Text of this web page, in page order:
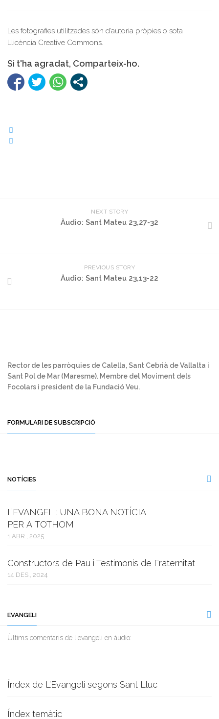
Les fotografies utilitzades són d’autoria pròpies o sota
Llicència Creative Commons.
Si t'ha agradat, Comparteix-ho.
NEXT STORY
Àudio: Sant Mateu 23,27-32
PREVIOUS STORY
Àudio: Sant Mateu 23,13-22
Rector de les parròquies de Calella, Sant Cebrià de Vallalta i
Sant Pol de Mar (Maresme). Membre del Moviment dels
Focolars i president de la Fundació Veu.
FORMULARI DE SUBSCRIPCIÓ
NOTÍCIES
L’EVANGELI: UNA BONA NOTÍCIA
PER A TOTHOM
1 ABR., 2025
Constructors de Pau i Testimonis de Fraternitat
14 DES., 2024
EVANGELI
Ùltims comentaris de l'evangeli en àudio:
Índex de L’Evangeli segons Sant Lluc
Índex temàtic